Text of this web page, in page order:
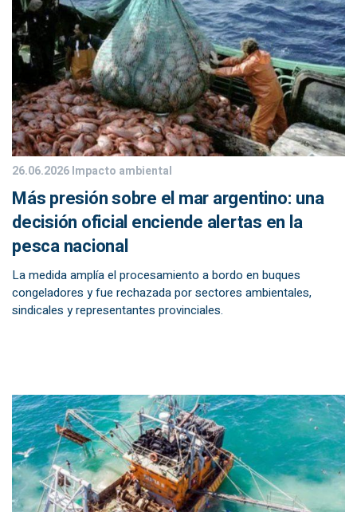
26.06.2026Impacto ambiental
Más presión sobre el mar argentino: una
decisión oficial enciende alertas en la
pesca nacional
La medida amplía el procesamiento a bordo en buques
congeladores y fue rechazada por sectores ambientales,
sindicales y representantes provinciales.